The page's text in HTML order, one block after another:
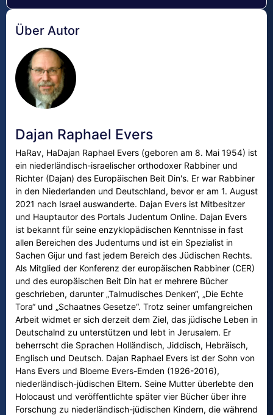
Über Autor
Dajan Raphael Evers
HaRav, HaDajan Raphael Evers (geboren am 8. Mai 1954) ist
ein niederländisch-israelischer orthodoxer Rabbiner und
Richter (Dajan) des Europäischen Beit Din's. Er war Rabbiner
in den Niederlanden und Deutschland, bevor er am 1. August
2021 nach Israel auswanderte. Dajan Evers ist Mitbesitzer
und Hauptautor des Portals Judentum Online. Dajan Evers
ist bekannt für seine enzyklopädischen Kenntnisse in fast
allen Bereichen des Judentums und ist ein Spezialist in
Sachen Gijur und fast jedem Bereich des Jüdischen Rechts.
Als Mitglied der Konferenz der europäischen Rabbiner (CER)
und des europäischen Beit Din hat er mehrere Bücher
geschrieben, darunter „Talmudisches Denken“, „Die Echte
Tora“ und „Schaatnes Gesetze“. Trotz seiner umfangreichen
Arbeit widmet er sich derzeit dem Ziel, das jüdische Leben in
Deutschalnd zu unterstützen und lebt in Jerusalem. Er
beherrscht die Sprachen Holländisch, Jiddisch, Hebräisch,
Englisch und Deutsch. Dajan Raphael Evers ist der Sohn von
Hans Evers und Bloeme Evers-Emden (1926-2016),
niederländisch-jüdischen Eltern. Seine Mutter überlebte den
Holocaust und veröffentlichte später vier Bücher über ihre
Forschung zu niederländisch-jüdischen Kindern, die während